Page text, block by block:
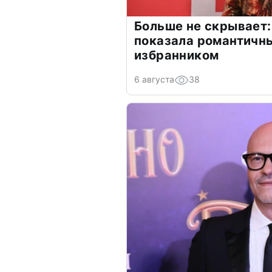
Больше не
показала
избранником
6 августа 38